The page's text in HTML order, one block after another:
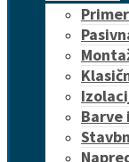
Barve